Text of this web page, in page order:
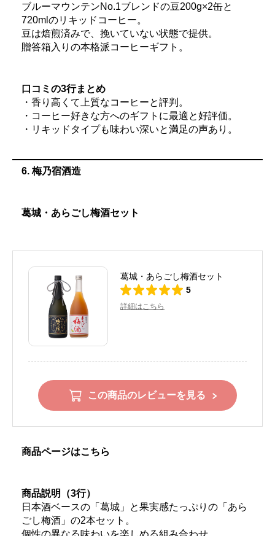
ブルーマウンテンNo.1ブレンドの豆200g×2缶と
720mlのリキッドコーヒー。
豆は焙煎済みで、挽いていない状態で提供。
贈答箱入りの本格派コーヒーギフト。
口コミの3行まとめ
・香り高くて上質なコーヒーと評判。
・コーヒー好きな方へのギフトに最適と好評価。
・リキッドタイプも味わい深いと満足の声あり。
6. 梅乃宿酒造
葛城・あらごし梅酒セット
葛城・あらごし梅酒セット
5
詳細はこちら
この商品のレビューを見る
商品ページはこちら
商品説明（3行）
日本酒ベースの「葛城」と果実感たっぷりの「あら
ごし梅酒」の2本セット。
個性の異なる味わいを楽しめる組み合わせ。